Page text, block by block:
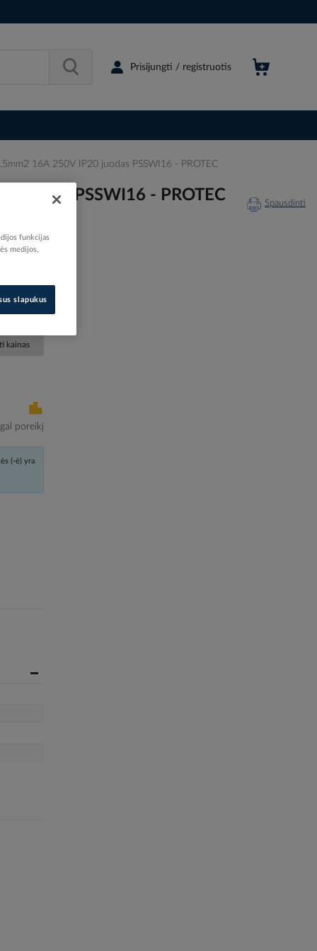
Prisijungti / registruotis
16A 250V IP20 juodas PSSWI16 - PROTEC
juodas PSSWI16 - PROTEC Spausdinti
kainas
poreikį
(-ė) yra
funkcijas
medijos,
slapukus